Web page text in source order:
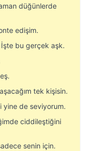
düğünlerde
edişim.
bu gerçek aşk.
tek kişisin.
yine de seviyorum.
ciddileştiğini
senin için.